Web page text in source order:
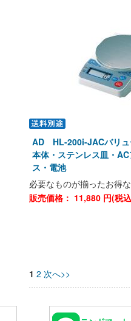
AD HL-200i-JACバリ
本体・ステンレス皿・
ス・電池
必要なものが揃ったお得
販売価格： 11,880 円(税
1 2 次へ>>